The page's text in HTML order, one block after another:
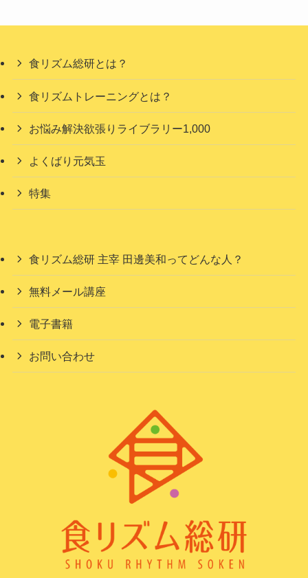
食リズム総研とは？
食リズムトレーニングとは？
お悩み解決欲張りライブラリー1,000
よくばり元気玉
特集
食リズム総研 主宰 田邊美和ってどんな人？
無料メール講座
電子書籍
お問い合わせ